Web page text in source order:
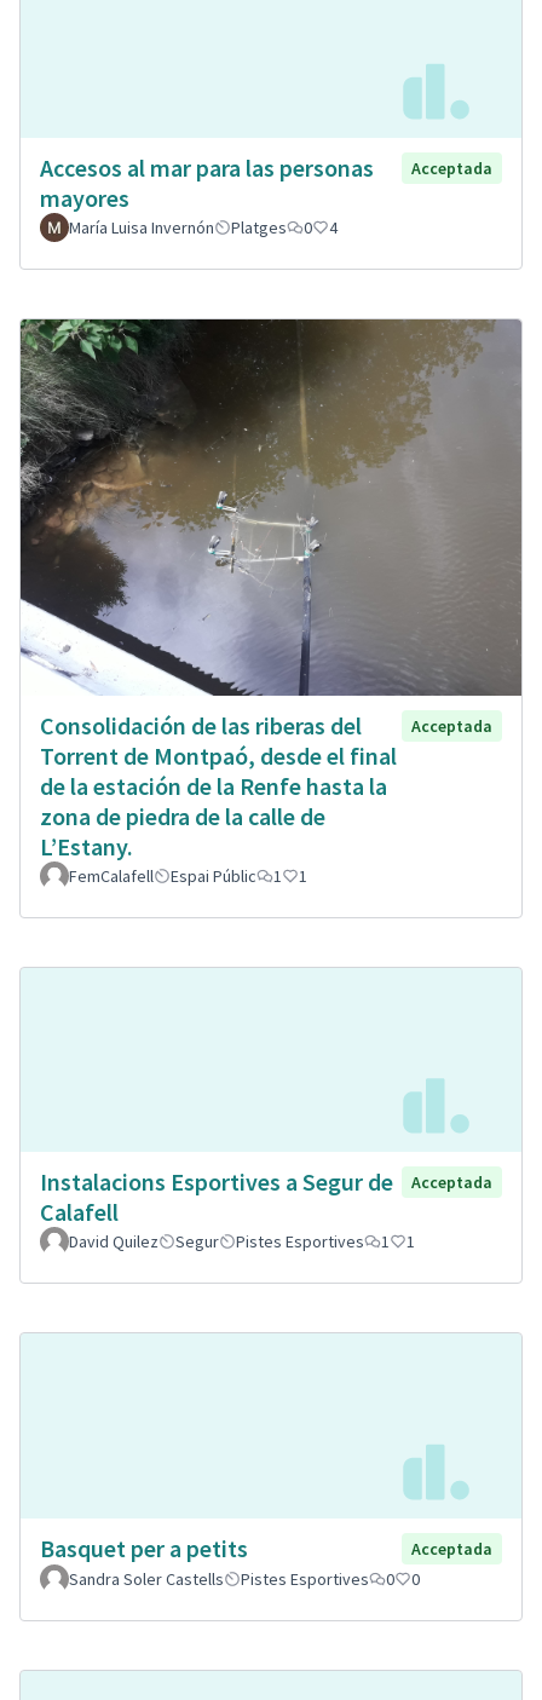
Accesos al mar para las personas
mayores
Acceptada
María Luisa Invernón Platges 0 4
Consolidación de las riberas del
Torrent de Montpaó, desde el final
de la estación de la Renfe hasta la
zona de piedra de la calle de
L’Estany.
Acceptada
FemCalafell Espai Públic 1 1
Instalacions Esportives a Segur de
Calafell
Acceptada
David Quilez Segur Pistes Esportives 1 1
Basquet per a petits
Acceptada
Sandra Soler Castells
Pistes Esportives 0 0